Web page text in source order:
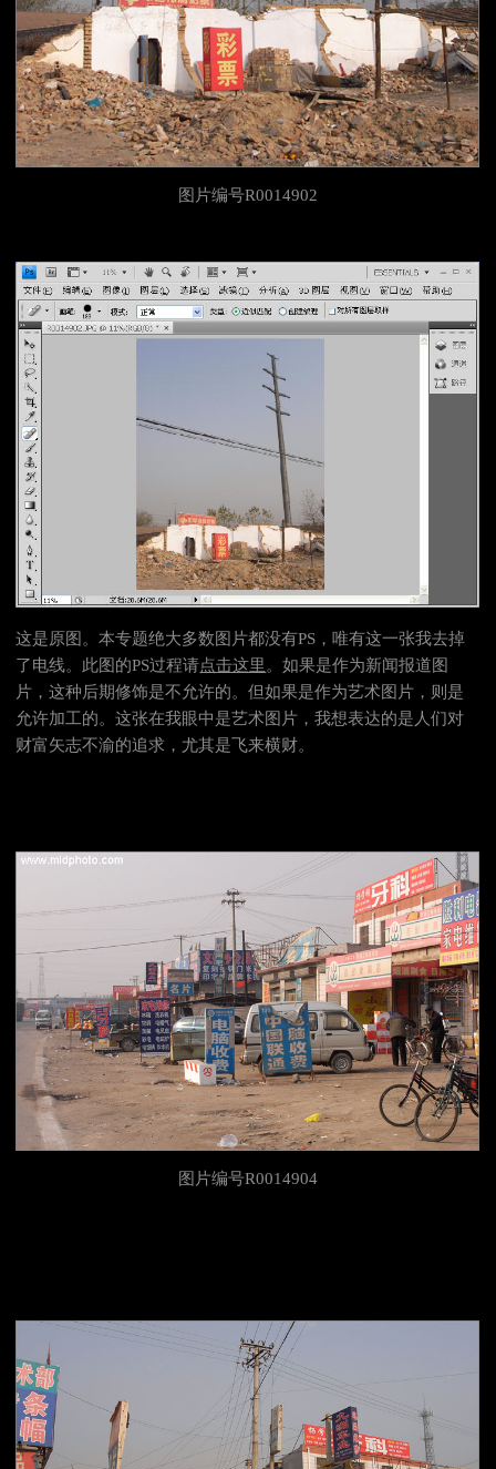
图片编号R0014902
这是原图。本专题绝大多数图片都没有PS，唯有这一张我去掉
了电线。此图的PS过程请点击这里 。如果是作为新闻报道图
片，这种后期修饰是不允许的。但如果是作为艺术图片，则是
允许加工的。这张在我眼中是艺术图片，我想表达的是人们对
财富矢志不渝的追求，尤其是飞来横财。
图片编号R0014904